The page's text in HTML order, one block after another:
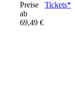
Preise
ab
69,49 €
Tickets*